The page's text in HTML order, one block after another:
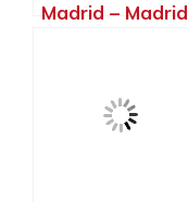
Madrid – Madrid